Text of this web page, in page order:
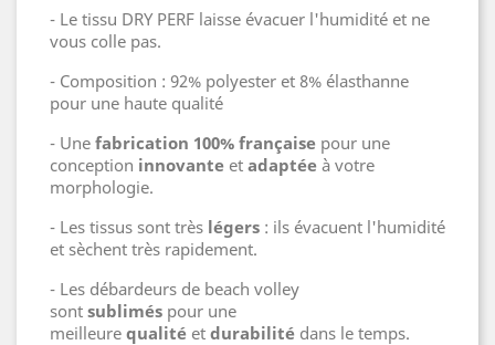
- Le tissu DRY PERF laisse évacuer l'humidité et ne
vous colle pas.
- Composition : 92% polyester et 8% élasthanne
pour une haute qualité
- Une fabrication 100% française pour une
conception innovante et adaptée à votre
morphologie.
- Les tissus sont très légers : ils évacuent l'humidité
et sèchent très rapidement.
- Les débardeurs de beach volley
sont sublimés pour une
meilleure qualité et durabilité dans le temps.